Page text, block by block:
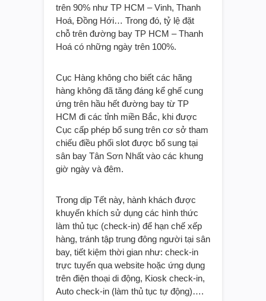
trên 90% như TP HCM – Vinh, Thanh
Hoá, Đồng Hới… Trong đó, tỷ lệ đặt
chỗ trên đường bay TP HCM – Thanh
Hoá có những ngày trên 100%.
Cục Hàng không cho biết các hãng
hàng không đã tăng đáng kể ghế cung
ứng trên hầu hết đường bay từ TP
HCM đi các tỉnh miền Bắc, khi được
Cục cấp phép bổ sung trên cơ sở tham
chiếu điều phối slot được bổ sung tại
sân bay Tân Sơn Nhất vào các khung
giờ ngày và đêm.
Trong dịp Tết này, hành khách được
khuyến khích sử dụng các hình thức
làm thủ tục (check-in) để hạn chế xếp
hàng, tránh tập trung đông người tại sân
bay, tiết kiệm thời gian như: check-in
trực tuyến qua website hoặc ứng dụng
trên điện thoại di động, Kiosk check-in,
Auto check-in (làm thủ tục tự động)….